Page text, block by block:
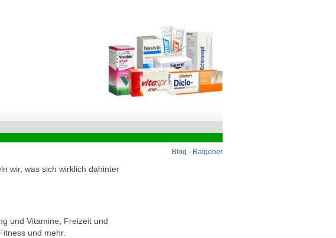
Blog - Ratgeber
wir, was sich wirklich dahinter
und Vitamine, Freizeit und
und mehr.